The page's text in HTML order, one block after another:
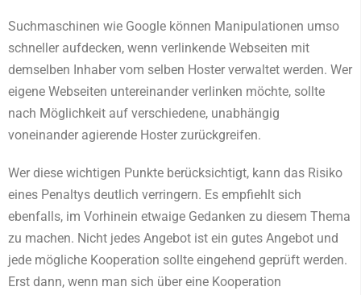
Suchmaschinen wie Google können Manipulationen umso
schneller aufdecken, wenn verlinkende Webseiten mit
demselben Inhaber vom selben Hoster verwaltet werden. Wer
eigene Webseiten untereinander verlinken möchte, sollte
nach Möglichkeit auf verschiedene, unabhängig
voneinander agierende Hoster zurückgreifen.
Wer diese wichtigen Punkte berücksichtigt, kann das Risiko
eines Penaltys deutlich verringern. Es empfiehlt sich
ebenfalls, im Vorhinein etwaige Gedanken zu diesem Thema
zu machen. Nicht jedes Angebot ist ein gutes Angebot und
jede mögliche Kooperation sollte eingehend geprüft werden.
Erst dann, wenn man sich über eine Kooperation